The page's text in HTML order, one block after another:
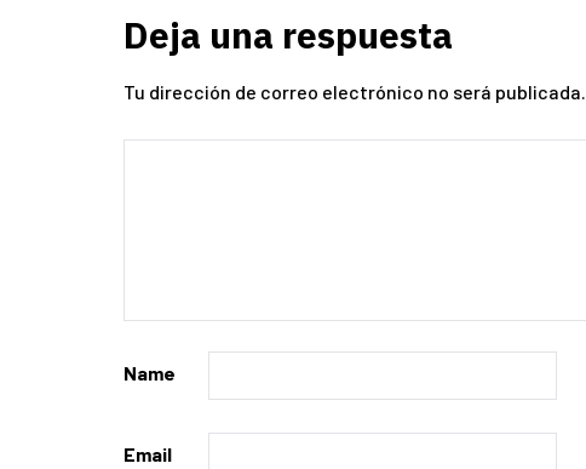
Deja una respuesta
Tu dirección de correo electrónico no será publicada.
Name
Email